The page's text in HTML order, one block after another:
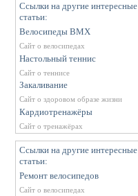
Ссылки на другие интересные
статьи:
Велосипеды BMX
Сайт о велосипедах
Настольный теннис
Сайт о теннисе
Закаливание
Сайт о здоровом образе жизни
Кардиотренажёры
Сайт о тренажёрах
Ссылки на другие интересные
статьи:
Ремонт велосипедов
Сайт о велосипедах